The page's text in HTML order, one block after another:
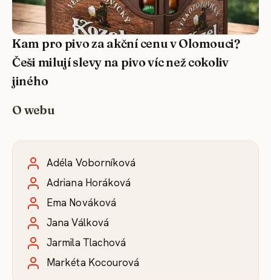
Kam pro pivo za akční cenu v Olomouci?
Češi milují slevy na pivo víc než cokoliv
jiného
O webu
Adéla Voborníková
Adriana Horáková
Ema Nováková
Jana Válková
Jarmila Tlachová
Markéta Kocourová